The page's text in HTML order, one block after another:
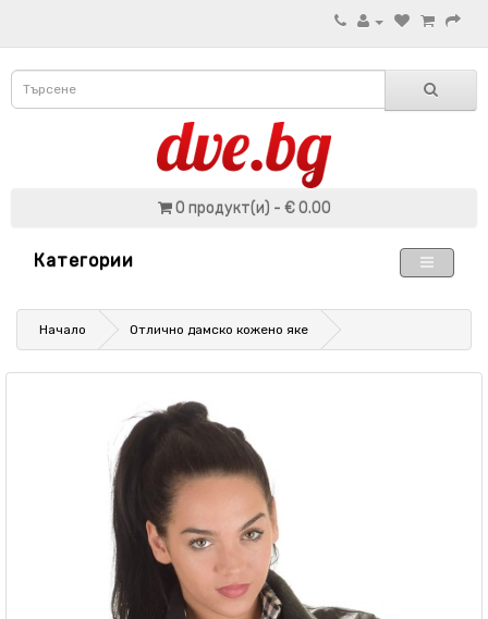
0 продукт(и) - € 0.00
Категории
Начало Отлично дамско кожено яке